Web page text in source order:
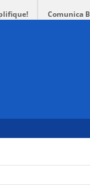
Comunica